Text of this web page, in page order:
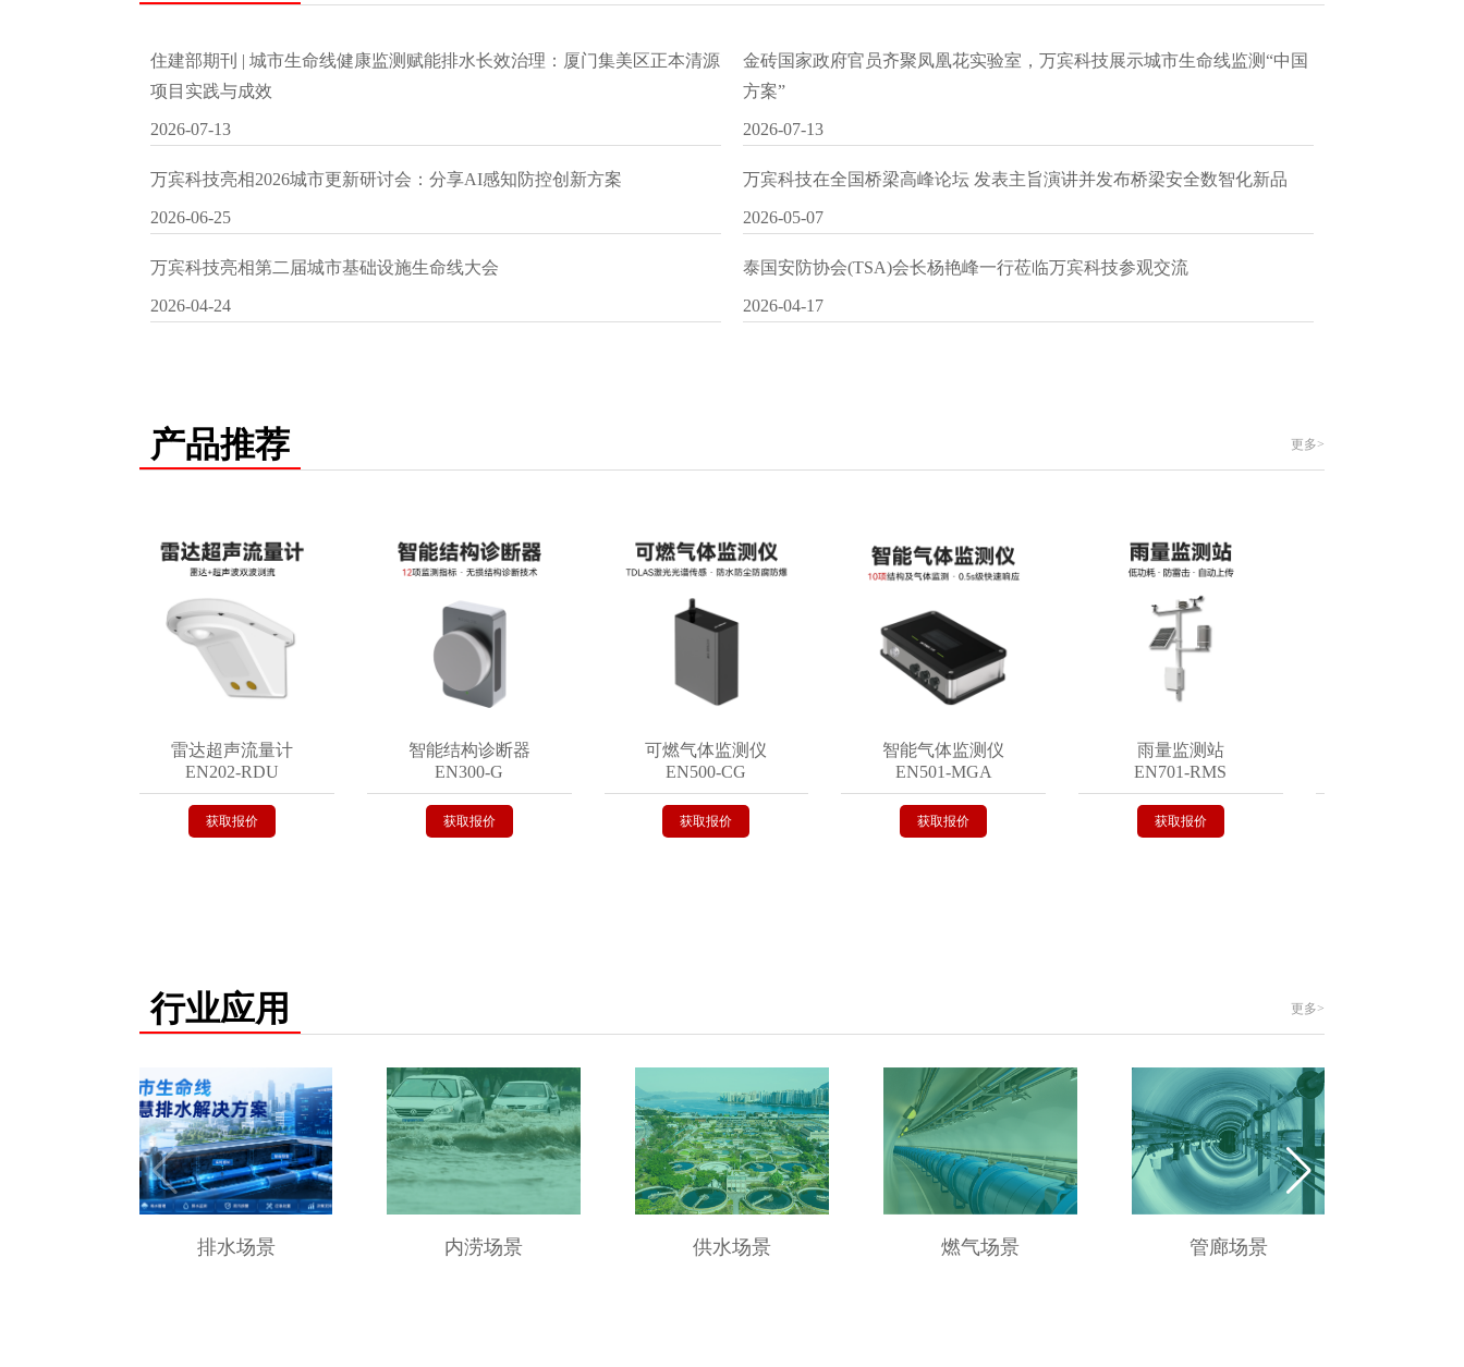
住建部期刊 | 城市生命线健康监测赋能排水长效治理：厦门集美区正本清源
项目实践与成效
2026-07-13
金砖国家政府官员齐聚凤凰花实验室，万宾科技展示城市生命线监测“中国
方案”
2026-07-13
万宾科技亮相2026城市更新研讨会：分享AI感知防控创新方案
2026-06-25
万宾科技在全国桥梁高峰论坛 发表主旨演讲并发布桥梁安全数智化新品
2026-05-07
万宾科技亮相第二届城市基础设施生命线大会
2026-04-24
泰国安防协会(TSA)会长杨艳峰一行莅临万宾科技参观交流
2026-04-17
产品推荐 更多>
雷达超声流量计
EN202-RDU
获取报价
智能结构诊断器
EN300-G
获取报价
可燃气体监测仪
EN500-CG
获取报价
智能气体监测仪
EN501-MGA
获取报价
雨量监测站
EN701-RMS
获取报价
行业应用 更多>
排水场景 内涝场景 供水场景 燃气场景 管廊场景